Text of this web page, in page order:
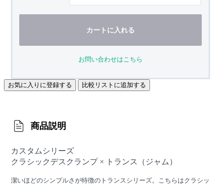
カートに入れる
お問い合わせはこちら
お気に入りに登録する 比較リストに追加する
商品説明
カスタムシリーズ
クラシックデスクランプ × トランス（ジャム）
潔いほどのシンプルさが特徴のトランスシリーズ。こちらはクラシッ